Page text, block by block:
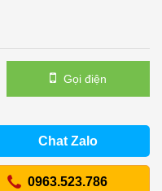
Gọi điện
Chat Zalo
0963.523.786